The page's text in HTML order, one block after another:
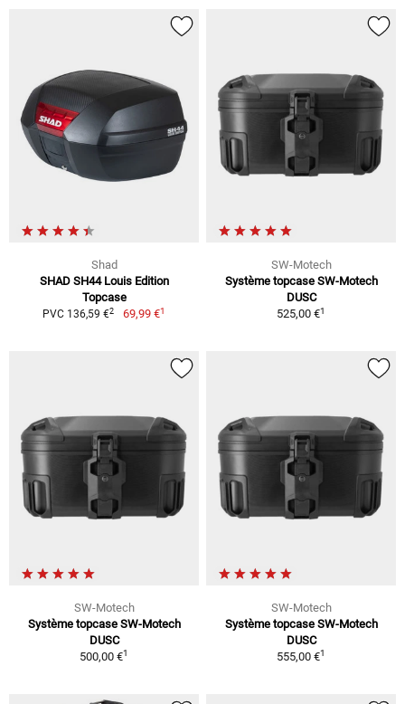
Shad
SHAD SH44 Louis Edition
Topcase
PVC 136,59 €2 69,99 €1
SW-Motech
Système topcase SW-Motech
DUSC
525,00 €1
SW-Motech
Système topcase SW-Motech
DUSC
500,00 €1
SW-Motech
Système topcase SW-Motech
DUSC
555,00 €1